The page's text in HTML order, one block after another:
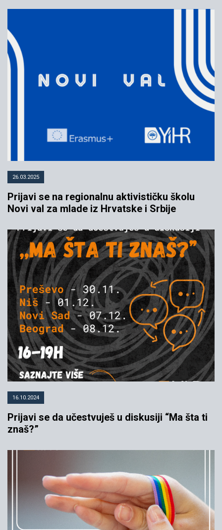
Budi deo promene: Prijavi se za
Beograd Prajd volonterski
21.07.2023
26.03.2025
Prijavi se na regionalnu aktivističku školu
Novi val za mlade iz Hrvatske i Srbije
16.10.2024
Prijavi se da učestvuješ u diskusiji “Ma šta ti
znaš?”